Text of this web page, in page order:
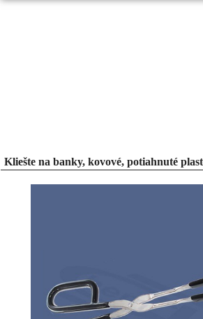
Kliešte na banky, kovové, potiahnuté